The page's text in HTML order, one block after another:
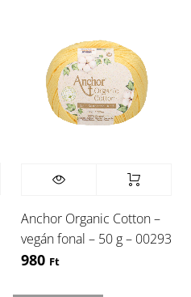
Anchor Organic Cotton –
vegán fonal – 50 g – 00293
980 Ft